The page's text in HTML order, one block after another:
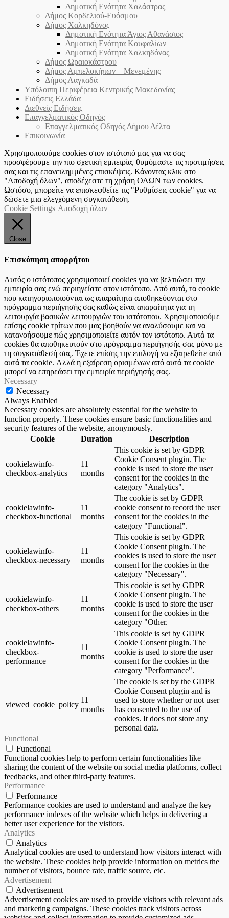
Δημοτική Ενότητα Χαλάστρας
Δήμος Κορδελιού-Ευόσμου
Δήμος Χαλκηδόνος
Δημοτική Ενότητα Άγιος Αθανάσιος
Δημοτική Ενότητα Κουφαλίων
Δημοτική Ενότητα Χαλκηδόνας
Δήμος Ωραιοκάστρου
Δήμος Αμπελοκήπων – Μενεμένης
Δήμος Λαγκαδά
Υπόλοιπη Περιφέρεια Κεντρικής Μακεδονίας
Ειδήσεις Ελλάδα
Διεθνείς Ειδήσεις
Επαγγελματικός Οδηγός
Επαγγελματικός Οδηγός Δήμου Δέλτα
Επικοινωνία
Χρησιμοποιούμε cookies στον ιστότοπό μας για να σας
προσφέρουμε την πιο σχετική εμπειρία, θυμόμαστε τις προτιμήσεις
σας και τις επανειλημμένες επισκέψεις. Κάνοντας κλικ στο
"Αποδοχή όλων", αποδέχεστε τη χρήση ΟΛΩΝ των cookies.
Ωστόσο, μπορείτε να επισκεφθείτε τις "Ρυθμίσεις cookie" για να
δώσετε μια ελεγχόμενη συγκατάθεση.
Cookie Settings Αποδοχή όλων
Close
Επισκόπηση απορρήτου
Αυτός ο ιστότοπος χρησιμοποιεί cookies για να βελτιώσει την
εμπειρία σας ενώ περιηγείστε στον ιστότοπο. Από αυτά, τα cookie
που κατηγοριοποιούνται ως απαραίτητα αποθηκεύονται στο
πρόγραμμα περιήγησής σας καθώς είναι απαραίτητα για τη
λειτουργία βασικών λειτουργιών του ιστότοπου. Χρησιμοποιούμε
επίσης cookie τρίτων που μας βοηθούν να αναλύσουμε και να
κατανοήσουμε πώς χρησιμοποιείτε αυτόν τον ιστότοπο. Αυτά τα
cookies θα αποθηκευτούν στο πρόγραμμα περιήγησής σας μόνο με
τη συγκατάθεσή σας. Έχετε επίσης την επιλογή να εξαιρεθείτε από
αυτά τα cookie. Αλλά η εξαίρεση ορισμένων από αυτά τα cookie
μπορεί να επηρεάσει την εμπειρία περιήγησής σας.
Necessary
Necessary
Always Enabled
Necessary cookies are absolutely essential for the website to
function properly. These cookies ensure basic functionalities and
security features of the website, anonymously.
Cookie
Duration Description
cookielawinfo-
checkbox-analytics
11
months
This cookie is set by GDPR
Cookie Consent plugin. The
cookie is used to store the user
consent for the cookies in the
category "Analytics".
cookielawinfo-
checkbox-functional
11
months
The cookie is set by GDPR
cookie consent to record the user
consent for the cookies in the
category "Functional".
cookielawinfo-
checkbox-necessary
11
months
This cookie is set by GDPR
Cookie Consent plugin. The
cookies is used to store the user
consent for the cookies in the
category "Necessary".
cookielawinfo-
checkbox-others
11
months
This cookie is set by GDPR
Cookie Consent plugin. The
cookie is used to store the user
consent for the cookies in the
category "Other.
cookielawinfo-
checkbox-
performance
11
months
This cookie is set by GDPR
Cookie Consent plugin. The
cookie is used to store the user
consent for the cookies in the
category "Performance".
viewed_cookie_policy
11
months
The cookie is set by the GDPR
Cookie Consent plugin and is
used to store whether or not user
has consented to the use of
cookies. It does not store any
personal data.
Functional
Functional
Functional cookies help to perform certain functionalities like
sharing the content of the website on social media platforms, collect
feedbacks, and other third-party features.
Performance
Performance
Performance cookies are used to understand and analyze the key
performance indexes of the website which helps in delivering a
better user experience for the visitors.
Analytics
Analytics
Analytical cookies are used to understand how visitors interact with
the website. These cookies help provide information on metrics the
number of visitors, bounce rate, traffic source, etc.
Advertisement
Advertisement
Advertisement cookies are used to provide visitors with relevant ads
and marketing campaigns. These cookies track visitors across